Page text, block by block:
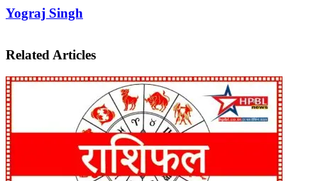
Yograj Singh
Related Articles